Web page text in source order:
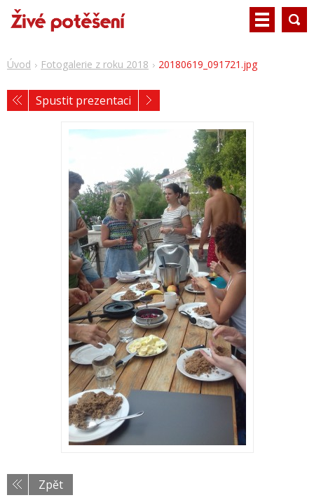
Úvod Fotogalerie z roku 2018 20180619_091721.jpg
Spustit prezentaci
Zpět